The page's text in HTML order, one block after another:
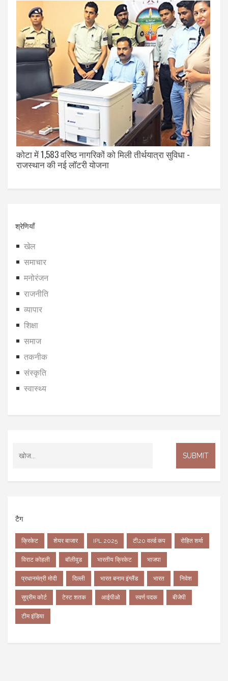
कोटा में 1,583 वरिष्ठ नागरिकों को मिली तीर्थयात्रा सुविधा -
राजस्थान की नई लॉटरी योजना
श्रेणियाँ
खेल
समाचार
मनोरंजन
राजनीति
व्यापार
शिक्षा
समाज
तकनीक
संस्कृति
स्वास्थ्य
टैग
क्रिकेट शेयर बाजार IPL 2025 टी20 वर्ल्ड कप रोहित शर्मा
विराट कोहली बॉलीवुड भारतीय क्रिकेट भाजपा
प्रधानमंत्री मोदी दिल्ली भारत बनाम इंग्लैंड भारत निवेश
सुप्रीम कोर्ट टेस्ट शतक आईपीओ स्वर्ण पदक बीजेपी
टीम इंडिया